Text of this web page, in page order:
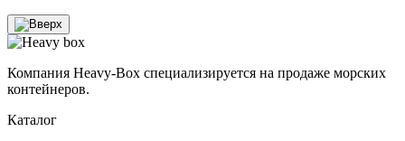
Компания Heavy-Box специализируется на продаже морских
контейнеров.
Каталог